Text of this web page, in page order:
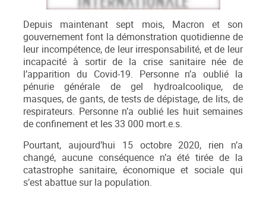
Depuis maintenant sept mois, Macron et son
gouvernement font la démonstration quotidienne de
leur incompétence, de leur irresponsabilité, et de leur
incapacité à sortir de la crise sanitaire née de
l’apparition du Covid-19. Personne n’a oublié la
pénurie générale de gel hydroalcoolique, de
masques, de gants, de tests de dépistage, de lits, de
respirateurs. Personne n’a oublié les huit semaines
de confinement et les 33 000 mort.e.s.
Pourtant, aujourd’hui 15 octobre 2020, rien n’a
changé, aucune conséquence n’a été tirée de la
catastrophe sanitaire, économique et sociale qui
s’est abattue sur la population.